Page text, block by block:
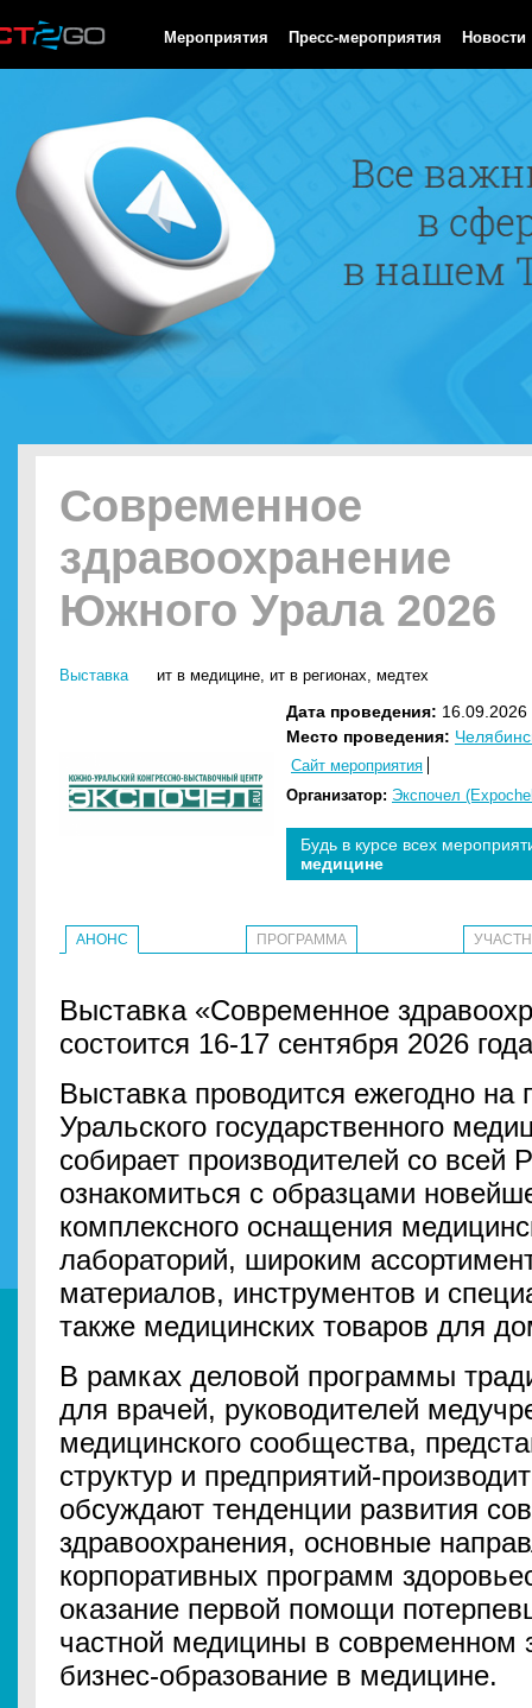
Мероприятия Пресс-мероприятия Новости
Современное
здравоохранение
Южного Урала 2026
Выставка ит в медицине, ит в регионах, медтех
Дата проведения:
Место проведения:
Сайт мероприятия
Организатор: Экспочел
Будь в курсе всех
медицине
АНОНС ПРОГРАММА
Выставка «Современное
состоится 16-17 сентября 2026
Выставка проводится ежегодно
Уральского государственного
собирает производителей со всей
ознакомиться с образцами
комплексного оснащения
лабораторий, широким
материалов, инструментов и
также медицинских товаров для
В рамках деловой программы
для врачей, руководителей
медицинского сообщества,
структур и предприятий-
обсуждают тенденции развития
здравоохранения, основные
корпоративных программ
оказание первой помощи
частной медицины в современном
бизнес-образование в медицине.